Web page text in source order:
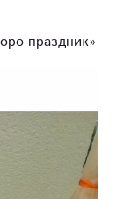
праздник»